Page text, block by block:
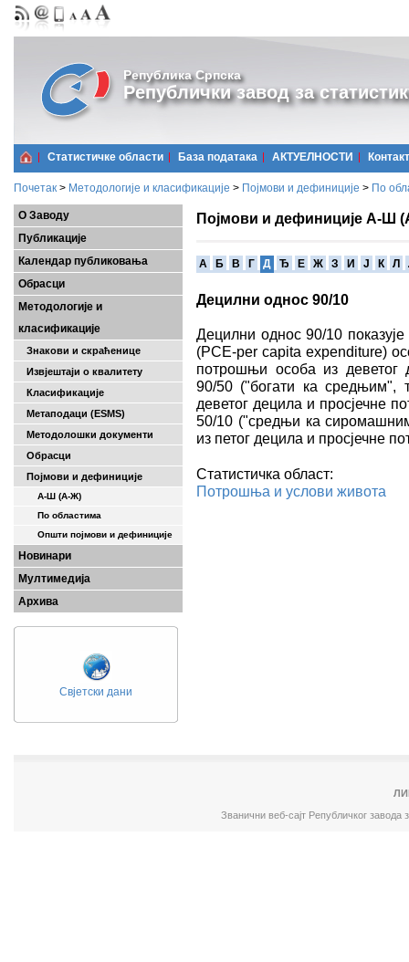
Република Српска
Републички завод за
Статистичке области Базa података АКТУЕЛНОСТИ Контакт
Почетак > Методологије и класификације > Појмови и дефиниције > По
О Заводу
Публикације
Календар публиковања
Обрасци
Методологије и
класификације
Знакови и скраћенице
Извјештаји о квалитету
Класификације
Метаподаци (ESMS)
Методолошки документи
Обрасци
Појмови и дефиниције
А-Ш (A-Ж)
По областима
Општи појмови и дефиниције
Новинари
Мултимедија
Архива
Свјетски дани
Појмови и дефиниције А-Ш
A Б В Г Д Ђ Е Ж З И Ј К Л
Децилни однос 90/10
Децилни однос 90/10
(PCE-per capita expenditure)
потрошњи особа из деветог
90/50 ("богати ка средњим",
деветог децила и просјечне
50/10 ("средњи ка
из петог децила и просјечне
Статистичка област:
Потрошња и услови живота
Званични веб-сајт Републичког